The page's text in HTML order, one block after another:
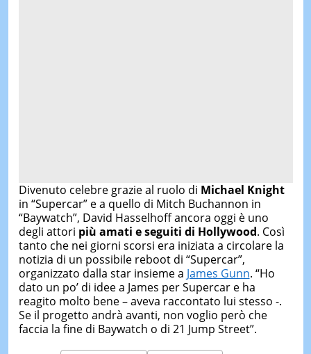
Divenuto celebre grazie al ruolo di Michael Knight
in “Supercar” e a quello di Mitch Buchannon in
“Baywatch”, David Hasselhoff ancora oggi è uno
degli attori più amati e seguiti di Hollywood. Così
tanto che nei giorni scorsi era iniziata a circolare la
notizia di un possibile reboot di “Supercar”,
organizzato dalla star insieme a James Gunn. “Ho
dato un po’ di idee a James per Supercar e ha
reagito molto bene – aveva raccontato lui stesso -.
Se il progetto andrà avanti, non voglio però che
faccia la fine di Baywatch o di 21 Jump Street”.